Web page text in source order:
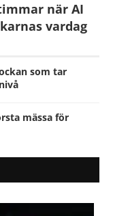
när AI
vardag
som tar
mässa för